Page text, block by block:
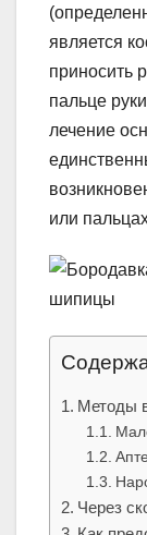
является
приносить
пальце
лечение
или
Методы
Через